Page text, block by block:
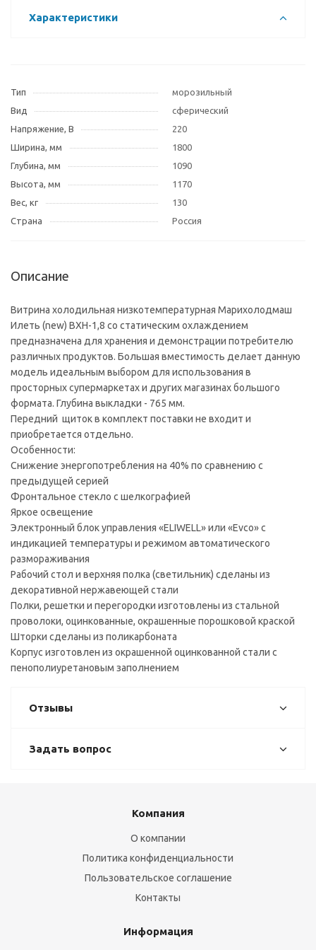
Характеристики
Тип
морозильный
Вид
сферический
Напряжение, В
220
Ширина, мм
1800
Глубина, мм
1090
Высота, мм
1170
Вес, кг
130
Страна
Россия
Описание
Витрина холодильная низкотемпературная Марихолодмаш
Илеть (new) ВХН-1,8 со статическим охлаждением
предназначена для хранения и демонстрации потребителю
различных продуктов. Большая вместимость делает данную
модель идеальным выбором для использования в
просторных супермаркетах и других магазинах большого
формата. Глубина выкладки - 765 мм.
Передний щиток в комплект поставки не входит и
приобретается отдельно.
Особенности:
Снижение энергопотребления на 40% по сравнению с
предыдущей серией
Фронтальное стекло с шелкографией
Яркое освещение
Электронный блок управления «ELIWELL» или «Evco» с
индикацией температуры и режимом автоматического
размораживания
Рабочий стол и верхняя полка (светильник) сделаны из
декоративной нержавеющей стали
Полки, решетки и перегородки изготовлены из стальной
проволоки, оцинкованные, окрашенные порошковой краской
Шторки сделаны из поликарбоната
Корпус изготовлен из окрашенной оцинкованной стали с
пенополиуретановым заполнением
Отзывы
Задать вопрос
Компания
О компании
Политика конфиденциальности
Пользовательское соглашение
Контакты
Информация